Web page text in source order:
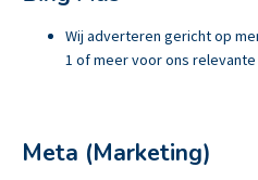
Wij adverteren gericht op
1 of meer voor ons
Meta (Marketing)